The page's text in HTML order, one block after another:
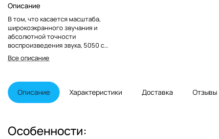
Описание
В том, что касается масштаба,
широкоэкранного звучания и
абсолютной точности
воспроизведения звука, 5050 с
легкостью превосходит своих
номинальных конкурентов. Если
наиболее красивого и точно
воспроизводимого звука,
напольная колонка 5050 - это
креплением..
Все описание
Описание Характеристики Доставка Отзывы
Особенности: